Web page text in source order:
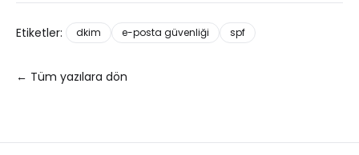
Etiketler: dkim e-posta güvenliği spf
← Tüm yazılara dön